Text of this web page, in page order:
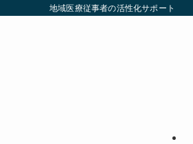
地域医療従事者の活性化サポート